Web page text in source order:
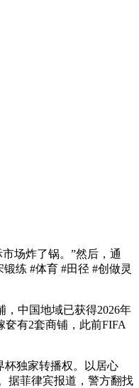
场炸了锅。”然后，通
练 #体育 #田径 #创做灵
中国地域已获得2026年
奁有2套商铺，此前FIFA
独家转播权。以居心
据菲律宾报道，警方翻找